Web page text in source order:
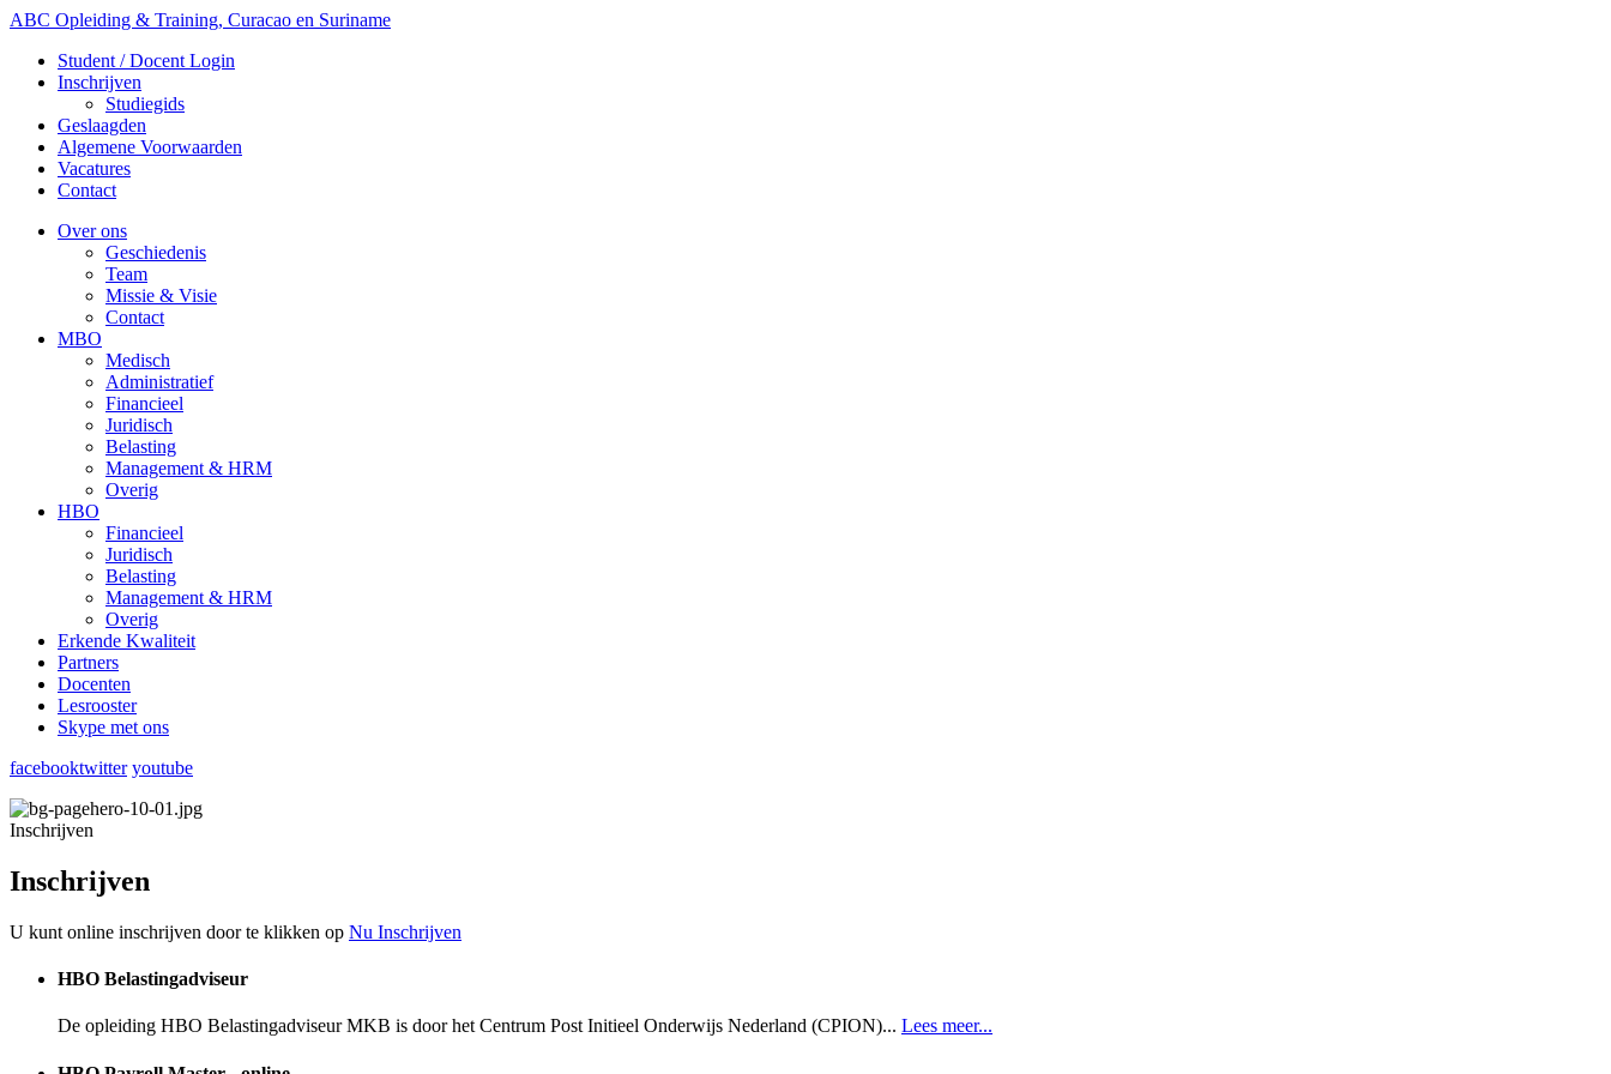
ABC Opleiding & Training, Curacao en Suriname
Student / Docent Login
Inschrijven
Studiegids
Geslaagden
Algemene Voorwaarden
Vacatures
Contact
Over ons
Geschiedenis
Team
Missie & Visie
Contact
MBO
Medisch
Administratief
Financieel
Juridisch
Belasting
Management & HRM
Overig
HBO
Financieel
Juridisch
Belasting
Management & HRM
Overig
Erkende Kwaliteit
Partners
Docenten
Lesrooster
Skype met ons
facebooktwitter youtube
Inschrijven
Inschrijven
U kunt online inschrijven door te klikken op Nu Inschrijven
HBO Belastingadviseur
De opleiding HBO Belastingadviseur MKB is door het Centrum Post Initieel Onderwijs Nederland (CPION)... Lees meer...